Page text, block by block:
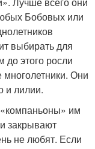
Бобовых или
выбирать для
до этого росли
Они
и лилии.
им
закрывают
не любят. Если